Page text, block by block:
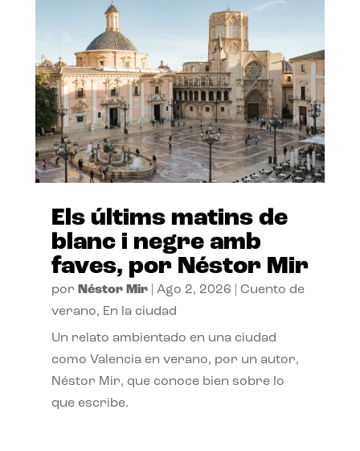
Els últims matins de
blanc i negre amb
faves, por Néstor Mir
por Néstor Mir| Ago 2, 2026
Cuento de
verano, En la ciudad
Un relato ambientado en una ciudad
como Valencia en verano, por un autor,
Néstor Mir, que conoce bien sobre lo
que escribe.